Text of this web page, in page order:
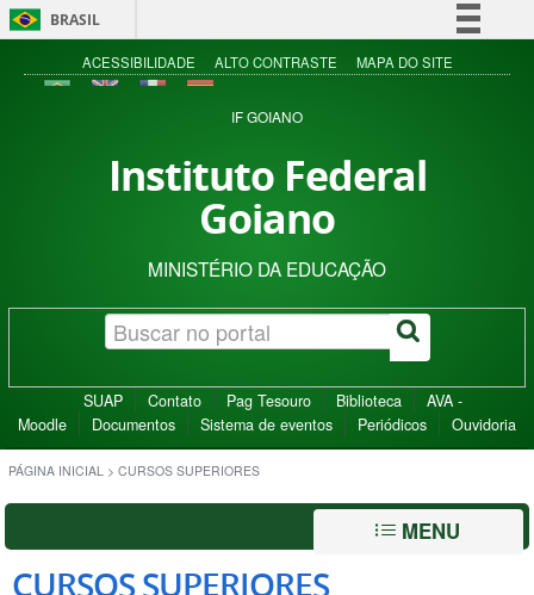
BRASIL
Simplifique!
Acesso à informação
ACESSIBILIDADE ALTO CONTRASTE MAPA DO SITE
IF GOIANO
Instituto Federal
Goiano
MINISTÉRIO DA EDUCAÇÃO
SUAP Contato Pag Tesouro Biblioteca
AVA -
Moodle
Documentos Sistema de eventos Periódicos Ouvidoria
PÁGINA INICIAL > CURSOS SUPERIORES
MENU
CURSOS SUPERIORES